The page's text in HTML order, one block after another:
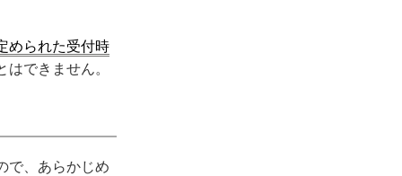
められた受付時
できません。
で、あらかじめ